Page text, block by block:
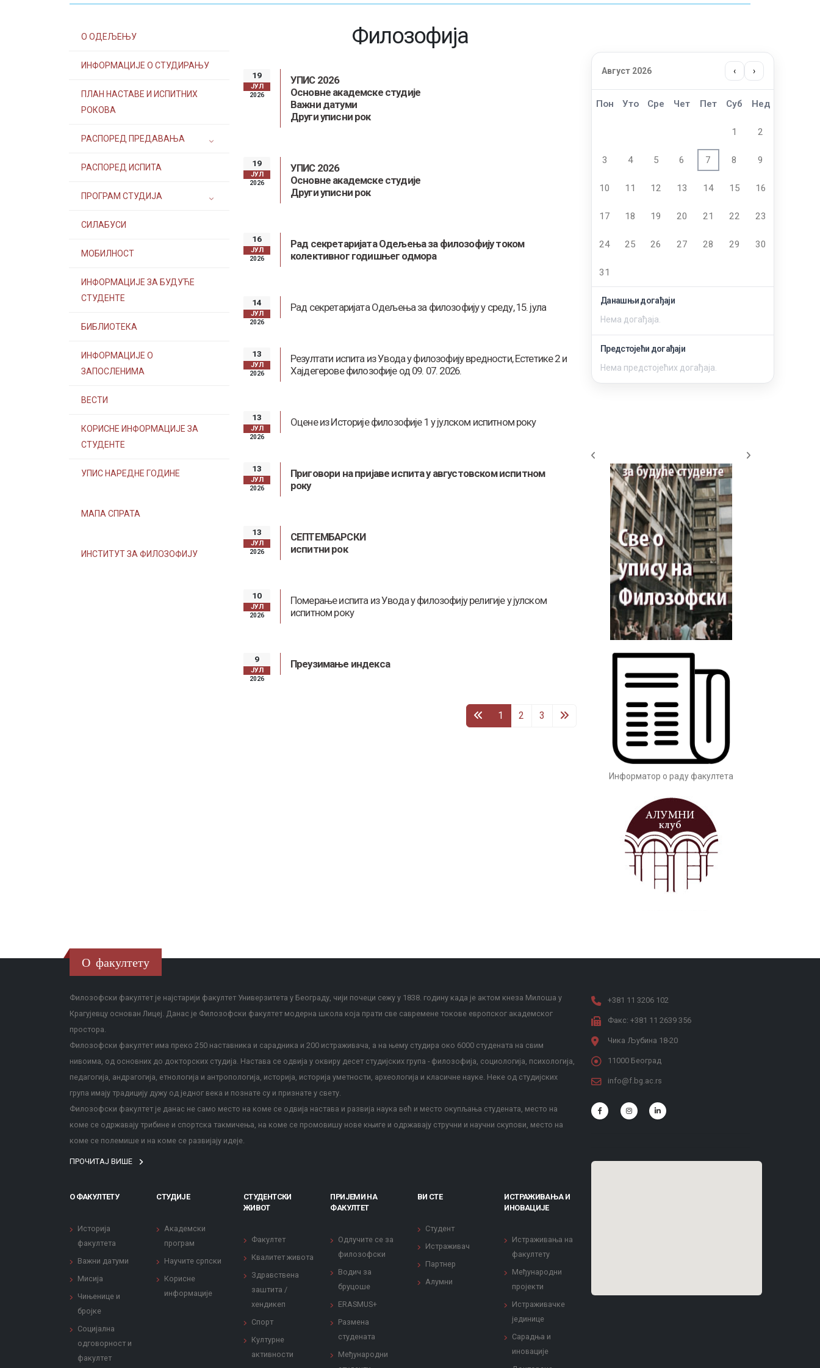
О ОДЕЉЕЊУ
ИНФОРМАЦИЈЕ О СТУДИРАЊУ
ПЛАН НАСТАВЕ И ИСПИТНИХ
РОКОВА
РАСПОРЕД ПРЕДАВАЊА
РАСПОРЕД ИСПИТА
ПРОГРАМ СТУДИЈА
СИЛАБУСИ
МОБИЛНОСТ
ИНФОРМАЦИЈЕ ЗА БУДУЋЕ
СТУДЕНТЕ
БИБЛИОТЕКА
ИНФОРМАЦИЈЕ О
ЗАПОСЛЕНИМА
ВЕСТИ
КОРИСНЕ ИНФОРМАЦИЈЕ ЗА
СТУДЕНТЕ
УПИС НАРЕДНЕ ГОДИНЕ
МАПА СПРАТА
ИНСТИТУТ ЗА ФИЛОЗОФИЈУ
Филозофија
19
ЈУЛ
2026
УПИС 2026
Основне академске студије
Важни датуми
Други уписни рок
19
ЈУЛ
2026
УПИС 2026
Основне академске студије
Други уписни рок
16
ЈУЛ
2026
Рад секретаријата Одељења за филозофију током
колективног годишњег одмора
14
ЈУЛ
2026
Рад секретаријата Одељења за филозофију у среду, 15. јула
13
ЈУЛ
2026
Резултати испита из Увода у филозофију вредности, Естетике 2 и
Хајдегерове филозофије од 09. 07. 2026.
13
ЈУЛ
2026
Оцене из Историје филозофије 1 у јулском испитном року
13
ЈУЛ
2026
Приговори на пријаве испита у августовском испитном
року
13
ЈУЛ
2026
СЕПТЕМБАРСКИ
испитни рок
10
ЈУЛ
2026
Померање испита из Увода у филозофију религије у јулском
испитном року
9
ЈУЛ
2026
Преузимање индекса
1 2 3
Август 2026 ‹ ›
Пон Уто Сре Чет Пет Суб Нед
1 2
3 4 5 6 7 8 9
10 11 12 13 14 15 16
17 18 19 20 21 22 23
24 25 26 27 28 29 30
31
Данашњи догађаји
Нема догађаја.
Предстојећи догађаји
Нема предстојећих догађаја.
Информатор о раду факултета
и уцењивања
О факултету
Филозофски факултет је најстарији факултет Универзитета у Београду, чији почеци сежу у 1838. годину када је актом кнеза Милоша у
Крагујевцу основан Лицеј. Данас је Филозофски факултет модерна школа која прати све савремене токове европског академског
простора.
Филозофски факултет има преко 250 наставника и сарадника и 200 истраживача, а на њему студира око 6000 студената на свим
нивоима, од основних до докторских студија. Настава се одвија у оквиру десет студијских група - филозофија, социологија, психологија,
педагогија, андрагогија, етнологија и антропологија, историја, историја уметности, археологија и класичне науке. Неке од студијских
група имају традицију дужу од једног века и познате су и признате у свету.
Филозофски факултет је данас не само место на коме се одвија настава и развија наука већ и место окупљања студената, место на
коме се одржавају трибине и спортска такмичења, на коме се промовишу нове књиге и одржавају стручни и научни скупови, место на
коме се полемише и на коме се развијају идеје.
ПРОЧИТАЈ ВИШЕ
О ФАКУЛТЕТУ
Историја
факултета
Важни датуми
Мисија
Чињенице и
бројке
Социјална
одговорност и
факултет
СТУДИЈЕ
Академски
програм
Научите српски
Корисне
информације
СТУДЕНТСКИ
ЖИВОТ
Факултет
Квалитет живота
Здравствена
заштита /
хендикеп
Спорт
Културне
активности
ПРИЈЕМИ НА
ФАКУЛТЕТ
Одлучите се за
филозофски
Водич за
бруцоше
ERASMUS+
Размена
студената
Међународни
ВИ СТЕ
Студент
Истраживач
Партнер
Алумни
ИСТРАЖИВАЊА И
ИНОВАЦИЈЕ
Истраживања на
факултету
Међународни
пројекти
Истраживачке
јединице
Сарадња и
иновације
+381 11 3206 102
Факс: +381 11 2639 356
Чика Љубина 18-20
11000 Београд
info@f.bg.ac.rs